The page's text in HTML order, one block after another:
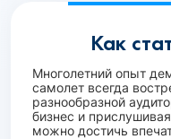
Как
Многолетний опыт
самолет всегда
разнообразной
бизнес и
можно достичь